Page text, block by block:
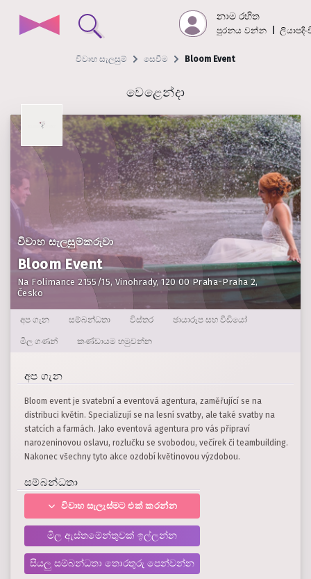
නාම රහිත
පුරනය වන්න
විවාහ සැලසුම් සෙවීම Bloom Event
වෙළෙන්දා
විවාහ සැලසුම්කරුවා
Bloom Event
Na Folimance 2155/15, Vinohrady, 120 00 Praha-Praha 2,
Česko
අප ගැන සම්බන්ධතා විස්තර ඡායාරූප සහ වීඩියෝ
මිල ගණන් කණ්ඩායම හමුවන්න
අප ගැන
Bloom event je svatební a eventová agentura, zaměřující se na
distribuci květin. Specializují se na lesní svatby, ale také svatby na
statcích a farmách. Jako eventová agentura pro vás připraví
narozeninovou oslavu, rozlučku se svobodou, večírek či teambuilding.
Nakonec všechny tyto akce ozdobí květinovou výzdobou.
සම්බන්ධතා
විවාහ සැලැස්මට එක් කරන්න
මිල ඇස්තමේන්තුවක් ඉල්ලන්න
සියලු සම්බන්ධතා තොරතුරු පෙන්වන්න